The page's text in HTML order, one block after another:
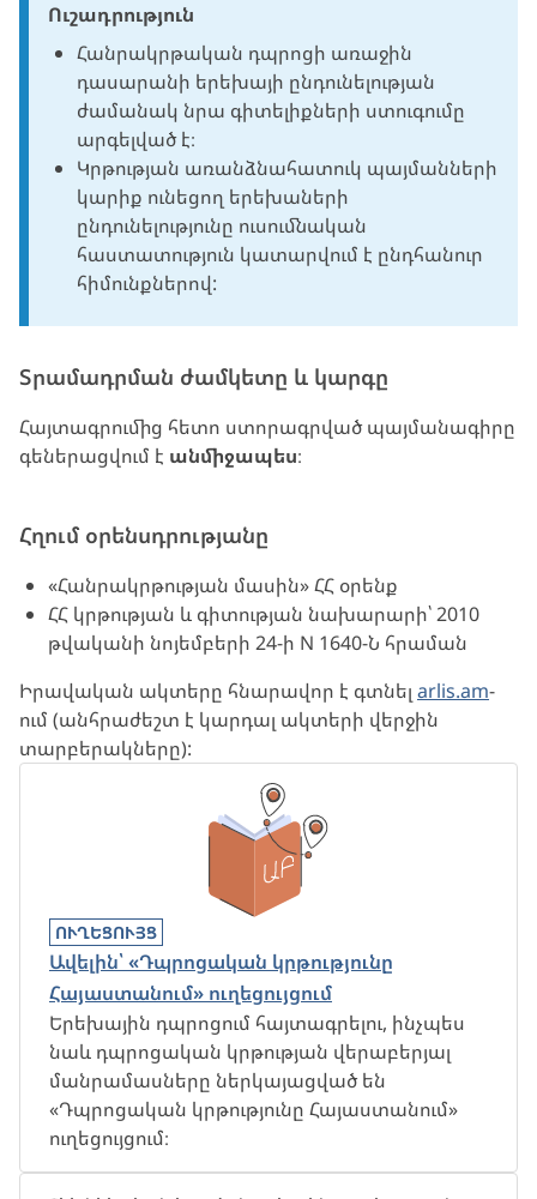
Ուշադրություն
Հանրակրթական դպրոցի առաջին
դասարանի երեխայի ընդունելության
ժամանակ նրա գիտելիքների ստուգումը
արգելված է։
Կրթության առանձնահատուկ պայմանների
կարիք ունեցող երեխաների
ընդունելությունը ուսումնական
հաստատություն կատարվում է ընդհանուր
հիմունքներով:
Տրամադրման ժամկետը և կարգը
Հայտագրումից հետո ստորագրված պայմանագիրը
գեներացվում է անմիջապես։
Հղում օրենսդրությանը
«Հանրակրթության մասին» ՀՀ օրենք
ՀՀ կրթության և գիտության նախարարի՝ 2010
թվականի նոյեմբերի 24-ի N 1640-Ն հրաման
Իրավական ակտերը հնարավոր է գտնել arlis.am-
ում (անհրաժեշտ է կարդալ ակտերի վերջին
տարբերակները):
ՈՒՂԵՑՈՒՅՑ
Ավելին՝ «Դպրոցական կրթությունը
Հայաստանում» ուղեցույցում
Երեխային դպրոցում հայտագրելու, ինչպես
նաև դպրոցական կրթության վերաբերյալ
մանրամասները ներկայացված են
«Դպրոցական կրթությունը Հայաստանում»
ուղեցույցում։